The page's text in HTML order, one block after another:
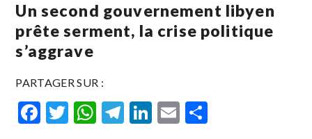
Un second gouvernement libyen
prête serment, la crise politique
s’aggrave
PARTAGER SUR :
Facebook
Twitter
WhatsApp
Telegram
LinkedIn
Email